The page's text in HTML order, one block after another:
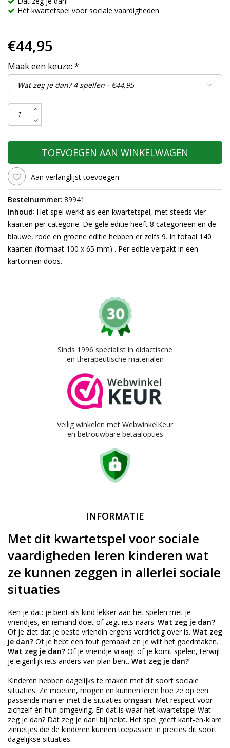
Hét kwartetspel voor sociale vaardigheden
€44,95
Maak een keuze: *
TOEVOEGEN AAN WINKELWAGEN
Aan verlanglijst toevoegen
Bestelnummer: 89941
Inhoud: Het spel werkt als een kwartetspel, met steeds vier
kaarten per categorie. De gele editie heeft 8 categorieën en de
blauwe, rode en groene editie hebben er zelfs 9. In totaal 140
kaarten (formaat 100 x 65 mm) . Per editie verpakt in een
kartonnen doos.
Sinds 1996 specialist in didactische
en therapeutische materialen
Veilig winkelen met WebwinkelKeur
en betrouwbare betaalopties
INFORMATIE
Met dit kwartetspel voor sociale
vaardigheden leren kinderen wat
ze kunnen zeggen in allerlei sociale
situaties
Ken je dat: je bent als kind lekker aan het spelen met je
vriendjes, en iemand doet of zegt iets naars. Wat zeg je dan?
Of je ziet dat je beste vriendin ergens verdrietig over is. Wat zeg
je dan? Of je hebt een fout gemaakt en je wilt het goedmaken.
Wat zeg je dan? Of je vriendje vraagt of je komt spelen, terwijl
je eigenlijk iets anders van plan bent. Wat zeg je dan?
Kinderen hebben dagelijks te maken met dit soort sociale
situaties. Ze moeten, mogen en kunnen leren hoe ze op een
passende manier met die situaties omgaan. Met respect voor
zichzelf én hun omgeving. En dat is waar het kwartetspel Wat
zeg je dan? Dát zeg je dan! bij helpt. Het spel geeft kant-en-klare
zinnetjes die de kinderen kunnen toepassen in precies dit soort
dagelijkse situaties.